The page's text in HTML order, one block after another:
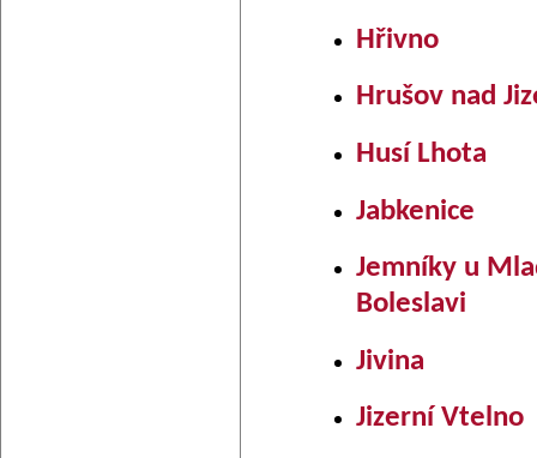
Hřivno
Hrušov nad
Husí Lhota
Jabkenice
Jemníky u
Boleslavi
Jivina
Jizerní Vtelno